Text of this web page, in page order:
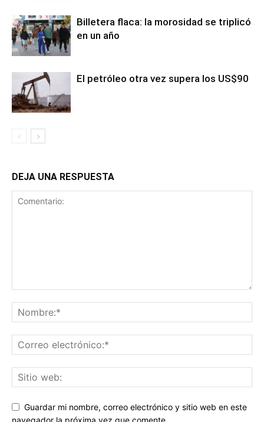
Billetera flaca: la morosidad se triplicó
en un año
El petróleo otra vez supera los US$90
DEJA UNA RESPUESTA
Guardar mi nombre, correo electrónico y sitio web en este